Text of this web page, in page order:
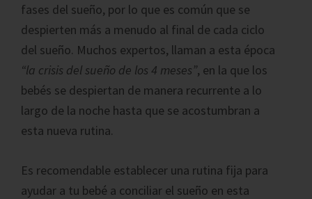
fases del sueño, por lo que es común que se
despierten más a menudo al final de cada ciclo
del sueño. Muchos expertos, llaman a esta época
“la crisis del sueño de los 4 meses”, en la que los
bebés se despiertan de manera recurrente a lo
largo de la noche hasta que se acostumbran a
esta nueva rutina.
Es recomendable establecer una rutina fija para
ayudar a tu bebé a conciliar el sueño en esta